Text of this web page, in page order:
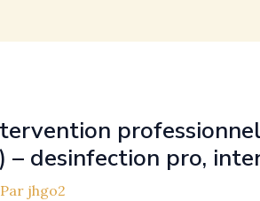
– desinfection pro,
jhgo2